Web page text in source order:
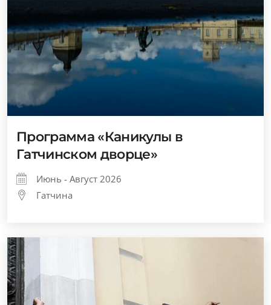
Программа «Каникулы в
Гатчинском дворце»
Июнь - Август 2026
Гатчина